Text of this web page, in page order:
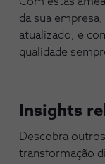
da sua
atualizado, e
qualidade
Insights
Descobra
transformação